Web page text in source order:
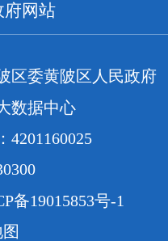
府网站
区委黄陂区人民政府
数据中心
4201160025
备19015853号-1